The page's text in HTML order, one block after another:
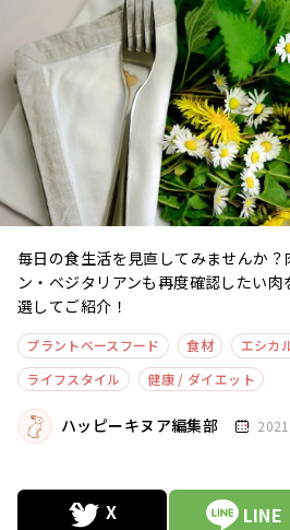
毎日の食生活を見直してみませんか
ン・ベジタリアンも再度確認したい
選してご紹介！
プラントベースフード 食材
エシカ
ライフスタイル
健康 / ダイエット
ハッピーキヌア編集部
LINE